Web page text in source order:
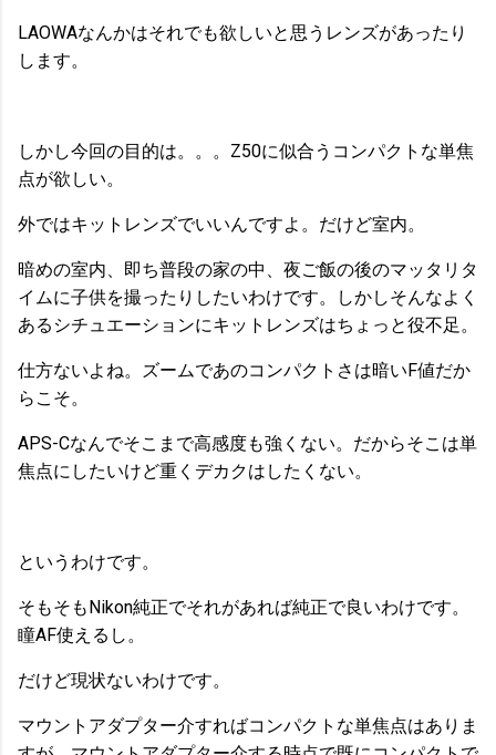
LAOWAなんかはそれでも欲しいと思うレンズがあったり
します。
しかし今回の目的は。。。Z50に似合うコンパクトな単焦
点が欲しい。
外ではキットレンズでいいんですよ。だけど室内。
暗めの室内、即ち普段の家の中、夜ご飯の後のマッタリタ
イムに子供を撮ったりしたいわけです。しかしそんなよく
あるシチュエーションにキットレンズはちょっと役不足。
仕方ないよね。ズームであのコンパクトさは暗いF値だか
らこそ。
APS-Cなんでそこまで高感度も強くない。だからそこは単
焦点にしたいけど重くデカクはしたくない。
というわけです。
そもそもNikon純正でそれがあれば純正で良いわけです。
瞳AF使えるし。
だけど現状ないわけです。
マウントアダプター介すればコンパクトな単焦点はありま